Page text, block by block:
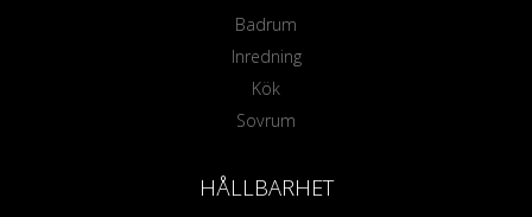
Badrum
Inredning
Kök
Sovrum
HÅLLBARHET